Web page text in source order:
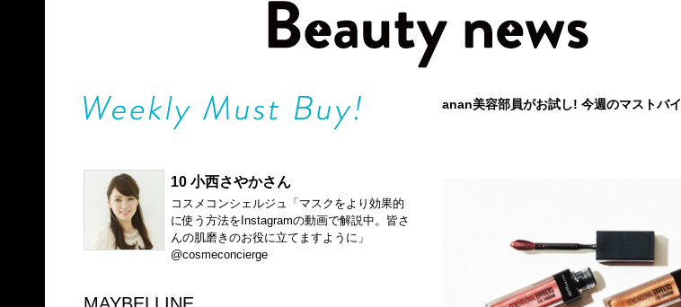
anan美容部員がお試し! 今週のマストバイ
10 小西さやかさん
コスメコンシェルジュ「マスクをより効果的
に使う方法をInstagramの動画で解説中。皆さ
んの肌磨きのお役に立てますように」
@cosmeconcierge